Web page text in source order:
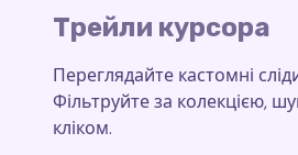
Трейли курсора
Переглядайте кастомні
Фільтруйте за колекцією,
кліком.